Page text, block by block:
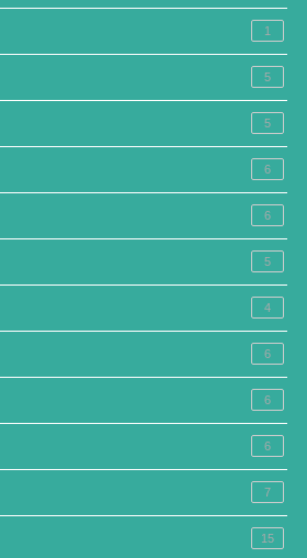
1
5
5
6
6
5
4
6
6
6
7
15